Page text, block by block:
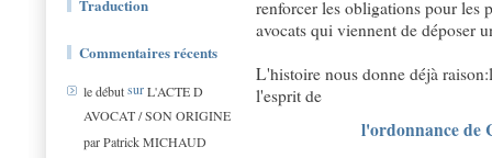
Traduction
Commentaires récents
le débutsurL'ACTE D
AVOCAT / SON ORIGINE
par Patrick MICHAUD
renforcer les obligations pour les
avocats qui viennent de déposer
L'histoire nous donne déjà
l'esprit de
l'ordonnance de